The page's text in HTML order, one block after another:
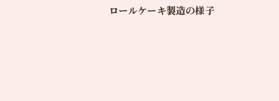
ロールケーキ製造の様子